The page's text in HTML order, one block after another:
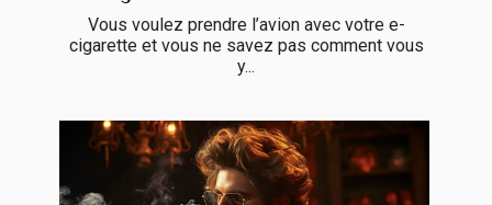
Vous voulez prendre l’avion avec votre e-
cigarette et vous ne savez pas comment vous
y...